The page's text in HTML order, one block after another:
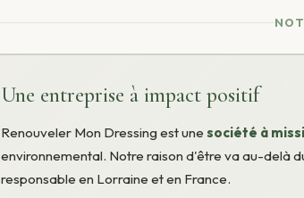
Une entreprise à impact positif
Renouveler Mon Dressing est une société à
environnemental. Notre raison d'être va au-delà
responsable en Lorraine et en France.